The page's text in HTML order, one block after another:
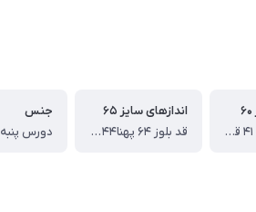
قدبلوز ۶۰ پهنا ۴۱ قدآستین ۵۱ قد ، شلوار ۸۹ سانت
اندازهای سایز ۶۵
قد بلوز ۶۴ پهنا۴۴ قد آستین ۵۴ قدشلوار ۹۳ سانت
جنس
دورس پنبه